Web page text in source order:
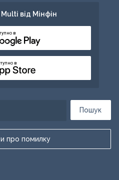
Пошук
про помилку
від Мінфін
в
в